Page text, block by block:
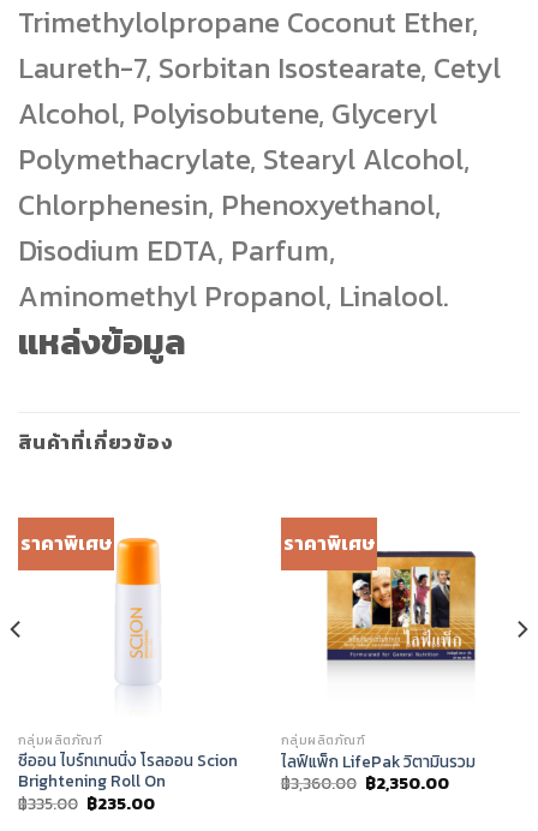
Trimethylolpropane Coconut Ether,
Laureth-7, Sorbitan Isostearate, Cetyl
Alcohol, Polyisobutene, Glyceryl
Polymethacrylate, Stearyl Alcohol,
Chlorphenesin, Phenoxyethanol,
Disodium EDTA, Parfum,
Aminomethyl Propanol, Linalool.
แหล่งข้อมูล
สินค้าที่เกี่ยวข้อง
ราคาพิเศษ
กลุ่มผลิตภัณฑ์
ซีออน ไบร์ทเทนนิ่ง โรลออน Scion
Brightening Roll On
฿335.00 Original
price
฿235.00Current
ราคาพิเศษ
กลุ่มผลิตภัณฑ์
ไลฟ์แพ็ก LifePak วิตามินรวม
฿3,360.00 Original
price
฿2,350.00Current